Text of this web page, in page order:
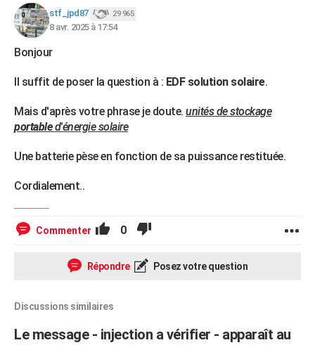
stf_jpd87 29 965
8 avr. 2025 à 17:54
Bonjour
Il suffit de poser la question à : EDF solution solaire.
Mais d'après votre phrase je doute. unités de stockage
portabled'énergie solaire
Une batterie pèse en fonction de sa puissance restituée.
Cordialement..
Commenter 0
Répondre Posez votre question
Discussions similaires
Le message - injection a vérifier - apparaît au